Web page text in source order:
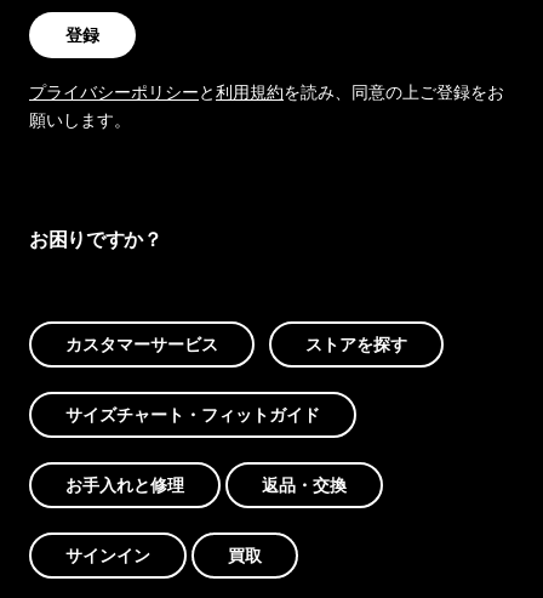
登録
プライバシーポリシーと利用規約を読み、同意の上ご登録をお
願いします。
お困りですか？
カスタマーサービス ストアを探す
サイズチャート・フィットガイド
お手入れと修理 返品・交換
サインイン 買取